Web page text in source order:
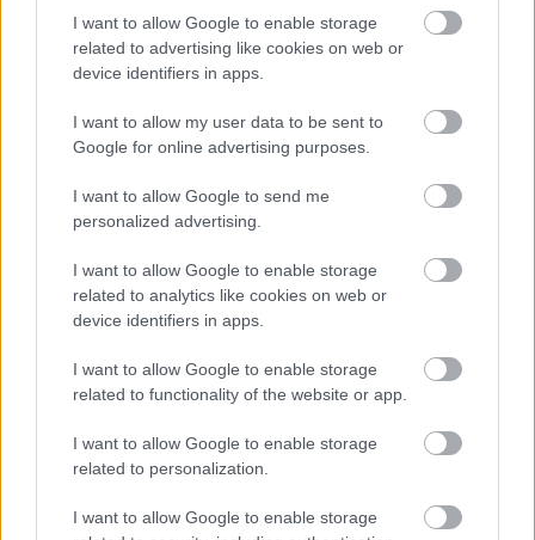
I want to allow Google to enable storage
related to advertising like cookies on web or
device identifiers in apps.
I want to allow my user data to be sent to
Google for online advertising purposes.
I want to allow Google to send me
personalized advertising.
I want to allow Google to enable storage
related to analytics like cookies on web or
device identifiers in apps.
I want to allow Google to enable storage
related to functionality of the website or app.
I want to allow Google to enable storage
related to personalization.
I want to allow Google to enable storage
– Tudom. Nem nyugszik, ha nem érzi magát biztonságban.
– Tudom – ismételte Maya. – És ezzel nem ő az egyetlen
– Sajnálom, Maya.
Pár másodperc néma csend.
hanem érte. Számít rám.
– Remélem, maradsz – válaszolta Nathaniel halkan. – Miatta.